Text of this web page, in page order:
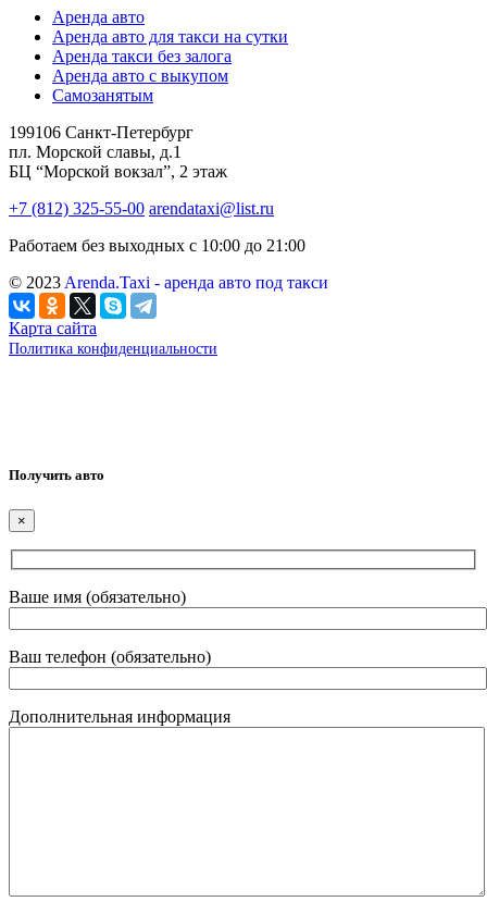
Аренда авто
Аренда авто для такси на сутки
Аренда такси без залога
Аренда авто с выкупом
Самозанятым
199106 Санкт-Петербург
пл. Морской славы, д.1
БЦ “Морской вокзал”, 2 этаж
+7 (812) 325-55-00 arendataxi@list.ru
Работаем без выходных с 10:00 до 21:00
© 2023Arenda.Taxi - аренда авто под такси
Карта сайта
Политика конфиденциальности
Получить авто
×
Ваше имя (обязательно)
Ваш телефон (обязательно)
Дополнительная информация